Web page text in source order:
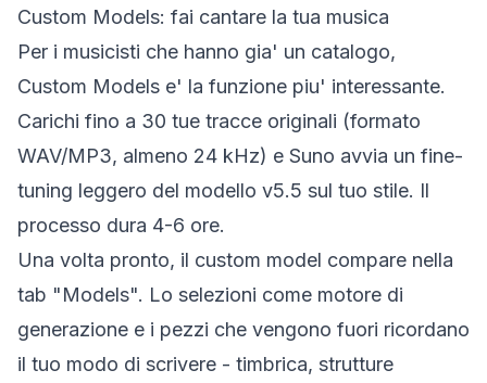
Custom Models: fai cantare la tua musica
Per i musicisti che hanno gia' un catalogo,
Custom Models e' la funzione piu' interessante.
Carichi fino a 30 tue tracce originali (formato
WAV/MP3, almeno 24 kHz) e Suno avvia un fine-
tuning leggero del modello v5.5 sul tuo stile. Il
processo dura 4-6 ore.
Una volta pronto, il custom model compare nella
tab "Models". Lo selezioni come motore di
generazione e i pezzi che vengono fuori ricordano
il tuo modo di scrivere - timbrica, strutture